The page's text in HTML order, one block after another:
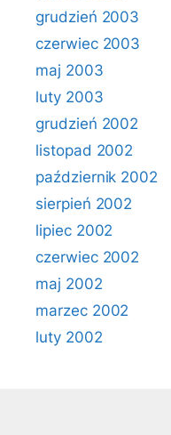
grudzień 2003
czerwiec 2003
maj 2003
luty 2003
grudzień 2002
listopad 2002
październik 2002
sierpień 2002
lipiec 2002
czerwiec 2002
maj 2002
marzec 2002
luty 2002